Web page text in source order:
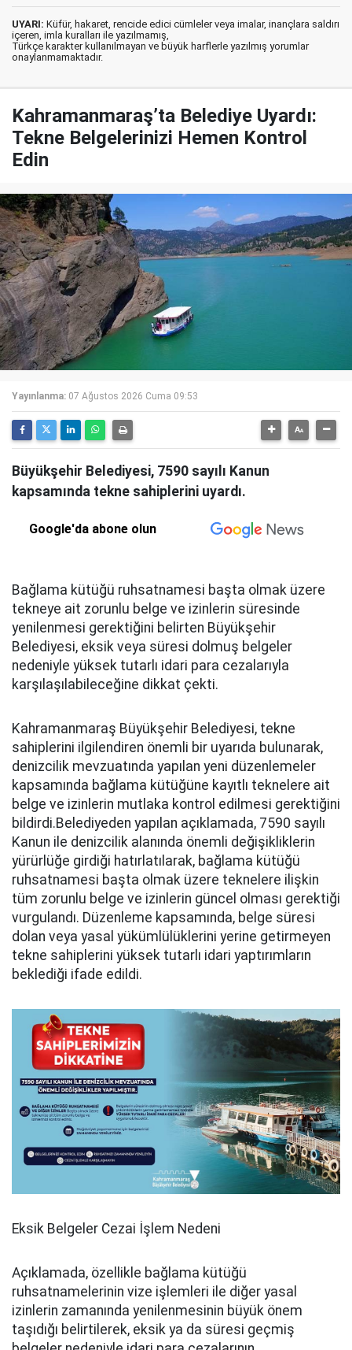
UYARI: Küfür, hakaret, rencide edici cümleler veya imalar, inançlara saldırı
içeren, imla kuralları ile yazılmamış,
Türkçe karakter kullanılmayan ve büyük harflerle yazılmış yorumlar
onaylanmamaktadır.
Kahramanmaraş’ta Belediye Uyardı:
Tekne Belgelerinizi Hemen Kontrol
Edin
Yayınlanma: 07 Ağustos 2026 Cuma 09:53
Büyükşehir Belediyesi, 7590 sayılı Kanun
kapsamında tekne sahiplerini uyardı.
Google'da abone olun
Bağlama kütüğü ruhsatnamesi başta olmak üzere
tekneye ait zorunlu belge ve izinlerin süresinde
yenilenmesi gerektiğini belirten Büyükşehir
Belediyesi, eksik veya süresi dolmuş belgeler
nedeniyle yüksek tutarlı idari para cezalarıyla
karşılaşılabileceğine dikkat çekti.
Kahramanmaraş Büyükşehir Belediyesi, tekne
sahiplerini ilgilendiren önemli bir uyarıda bulunarak,
denizcilik mevzuatında yapılan yeni düzenlemeler
kapsamında bağlama kütüğüne kayıtlı teknelere ait
belge ve izinlerin mutlaka kontrol edilmesi gerektiğini
bildirdi.Belediyeden yapılan açıklamada, 7590 sayılı
Kanun ile denizcilik alanında önemli değişikliklerin
yürürlüğe girdiği hatırlatılarak, bağlama kütüğü
ruhsatnamesi başta olmak üzere teknelere ilişkin
tüm zorunlu belge ve izinlerin güncel olması gerektiği
vurgulandı. Düzenleme kapsamında, belge süresi
dolan veya yasal yükümlülüklerini yerine getirmeyen
tekne sahiplerini yüksek tutarlı idari yaptırımların
beklediği ifade edildi.
Eksik Belgeler Cezai İşlem Nedeni
Açıklamada, özellikle bağlama kütüğü
ruhsatnamelerinin vize işlemleri ile diğer yasal
izinlerin zamanında yenilenmesinin büyük önem
taşıdığı belirtilerek, eksik ya da süresi geçmiş